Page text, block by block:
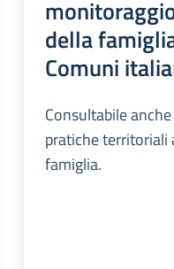
della
Comuni
Consultabile
pratiche territoriali
famiglia.